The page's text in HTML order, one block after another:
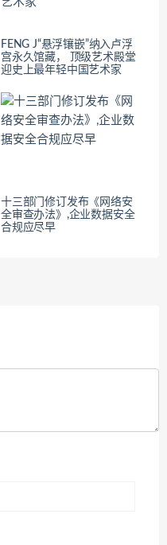
FENG J“悬浮镶嵌”纳入卢浮
宫永久馆藏， 顶级艺术殿堂
迎史上最年轻中国艺术家
十三部门修订发布《网络安
全审查办法》,企业数据安全
合规应尽早